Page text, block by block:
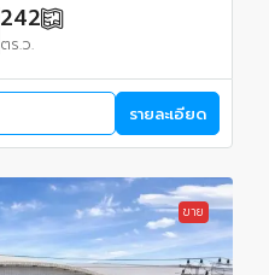
242
ตร.ว.
รายละเอียด
ขาย